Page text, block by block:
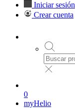
Iniciar sesión
Crear cuenta
0
myHelio